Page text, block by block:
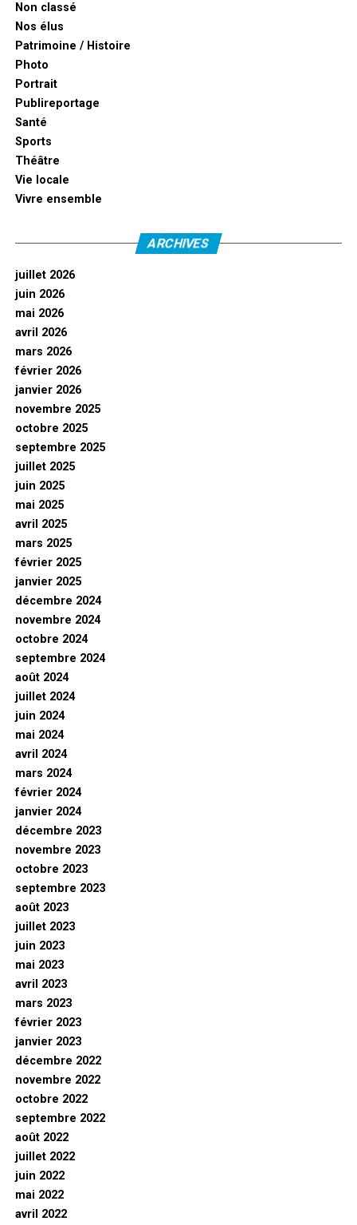
Non classé
Nos élus
Patrimoine / Histoire
Photo
Portrait
Publireportage
Santé
Sports
Théâtre
Vie locale
Vivre ensemble
ARCHIVES
juillet 2026
juin 2026
mai 2026
avril 2026
mars 2026
février 2026
janvier 2026
novembre 2025
octobre 2025
septembre 2025
juillet 2025
juin 2025
mai 2025
avril 2025
mars 2025
février 2025
janvier 2025
décembre 2024
novembre 2024
octobre 2024
septembre 2024
août 2024
juillet 2024
juin 2024
mai 2024
avril 2024
mars 2024
février 2024
janvier 2024
décembre 2023
novembre 2023
octobre 2023
septembre 2023
août 2023
juillet 2023
juin 2023
mai 2023
avril 2023
mars 2023
février 2023
janvier 2023
décembre 2022
novembre 2022
octobre 2022
septembre 2022
août 2022
juillet 2022
juin 2022
mai 2022
avril 2022